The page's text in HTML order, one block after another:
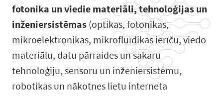
fotonika un viedie materiāli, tehnoloģijas un
inženiersistēmas (optikas, fotonikas,
mikroelektronikas, mikrofluīdikas ierīču, viedo
materiālu, datu pārraides un sakaru
tehnoloģiju, sensoru un inženiersistēmu,
robotikas un nākotnes lietu interneta